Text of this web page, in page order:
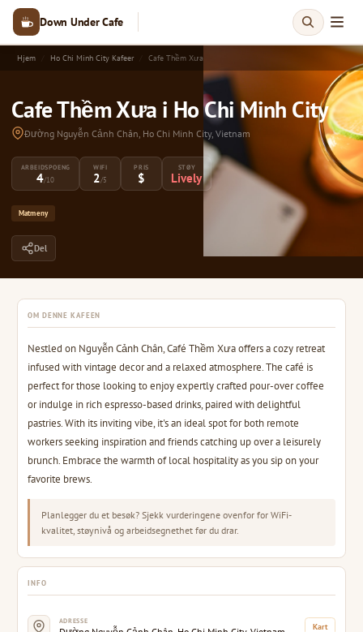
Down Under Cafe
Hjem Ho Chi Minh City Kafeer Cafe Thềm Xưa
Cafe Thềm Xưa i Ho Chi Minh City
Đường Nguyễn Cảnh Chân, Ho Chi Minh City, Vietnam
ARBEIDSPOENG
4/10
WIFI
2/5
PRIS
$
STØY
Lively
Matmeny
Del
OM DENNE KAFEEN
Nestled on Nguyễn Cảnh Chân, Café Thềm Xưa offers a cozy retreat
infused with vintage decor and a relaxed atmosphere. The café is
perfect for those looking to enjoy expertly crafted pour-over coffee
or indulge in rich espresso-based drinks, paired with delightful
pastries. With its inviting vibe, it's an ideal spot for both remote
workers seeking inspiration and friends catching up over a leisurely
brunch. Embrace the warmth of local hospitality as you sip on your
favorite brews.
Planlegger du et besøk? Sjekk vurderingene ovenfor for WiFi-
kvalitet, støynivå og arbeidsegnethet før du drar.
INFO
ADRESSE
Kart